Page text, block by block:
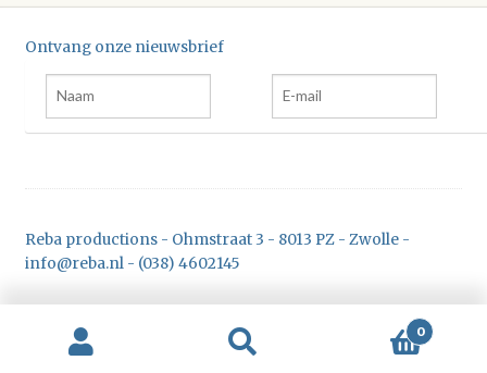
Ontvang onze nieuwsbrief
Reba productions - Ohmstraat 3 - 8013 PZ - Zwolle -
info@reba.nl - (038) 4602145
Zoeken
Zoeken
0